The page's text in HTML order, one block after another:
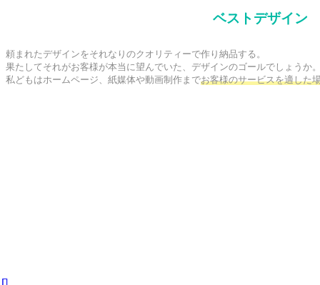
ベストデザイン
頼まれたデザインをそれなりのクオリティーで作り納品する。
果たしてそれがお客様が本当に望んでいた、デザインのゴールでしょうか
私どもはホームページ、紙媒体や動画制作までお客様のサービスを適した